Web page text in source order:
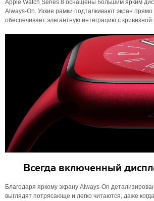
Apple Watch Series 8 оснащены большим ярким
Always‑On. Узкие рамки подталкивают экран прямо
обеспечивает элегантную интеграцию с кривизной
Всегда включенный
Благодаря яркому экрану Always-On
выглядят потрясающе и легко читаются, даже